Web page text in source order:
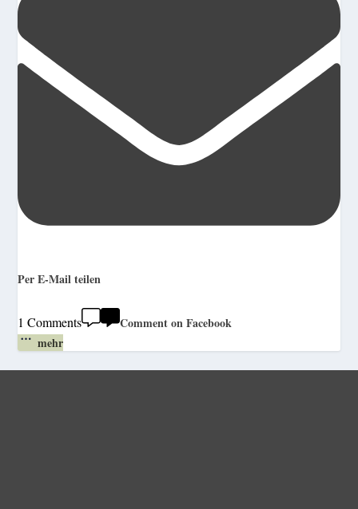
Per E-Mail teilen
1 Comments
Comment on Facebook
mehr